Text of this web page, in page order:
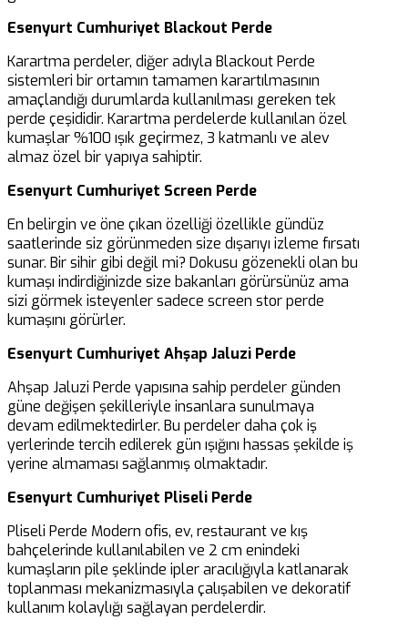
Esenyurt Cumhuriyet Blackout Perde
Karartma perdeler, diğer adıyla Blackout Perde
sistemleri bir ortamın tamamen karartılmasının
amaçlandığı durumlarda kullanılması gereken tek
perde çeşididir. Karartma perdelerde kullanılan özel
kumaşlar %100 ışık geçirmez, 3 katmanlı ve alev
almaz özel bir yapıya sahiptir.
Esenyurt Cumhuriyet Screen Perde
En belirgin ve öne çıkan özelliği özellikle gündüz
saatlerinde siz görünmeden size dışarıyı izleme fırsatı
sunar. Bir sihir gibi değil mi? Dokusu gözenekli olan bu
kumaşı indirdiğinizde size bakanları görürsünüz ama
sizi görmek isteyenler sadece screen stor perde
kumaşını görürler.
Esenyurt Cumhuriyet Ahşap Jaluzi Perde
Ahşap Jaluzi Perde yapısına sahip perdeler günden
güne değişen şekilleriyle insanlara sunulmaya
devam edilmektedirler. Bu perdeler daha çok iş
yerlerinde tercih edilerek gün ışığını hassas şekilde iş
yerine almaması sağlanmış olmaktadır.
Esenyurt Cumhuriyet Pliseli Perde
Pliseli Perde Modern ofis, ev, restaurant ve kış
bahçelerinde kullanılabilen ve 2 cm enindeki
kumaşların pile şeklinde ipler aracılığıyla katlanarak
toplanması mekanizmasıyla çalışabilen ve dekoratif
kullanım kolaylığı sağlayan perdelerdir.